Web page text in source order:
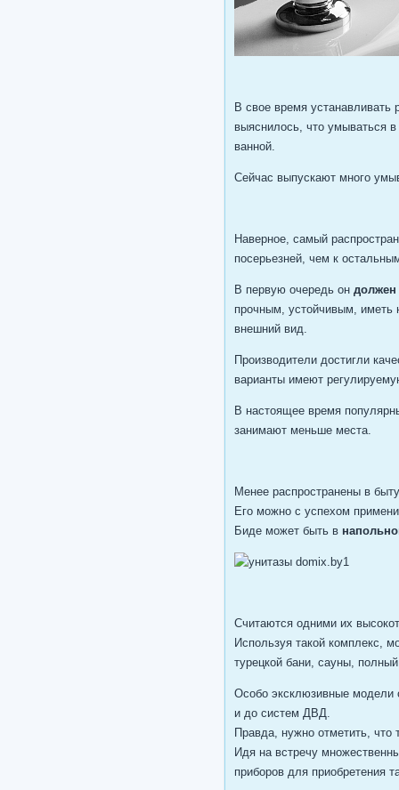
В свое время устанавливать
выяснилось, что умываться
ванной.
Сейчас выпускают много
Наверное, самый
посерьезней, чем к
В первую очередь он
прочным, устойчивым, иметь
внешний вид.
Производители достигли
варианты имеют
В настоящее время
занимают меньше места.
Менее распространены в
Его можно с успехом
Биде может быть в
Считаются одними их
Используя такой комплекс,
турецкой бани, сауны,
Особо эксклюзивные модели
и до систем ДВД.
Правда, нужно отметить, что
Идя на встречу
приборов для приобретения